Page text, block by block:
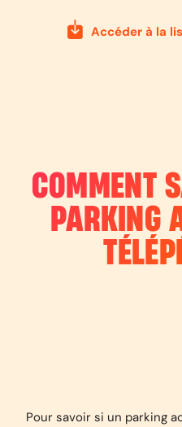
Accéder à la
COMMENT
PARKING
Pour savoir si un parking